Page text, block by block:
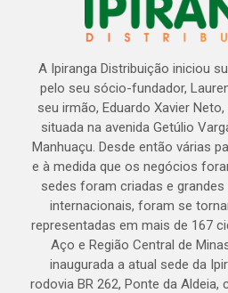
A Ipiranga Distribuição iniciou
pelo seu sócio-fundador,
seu irmão, Eduardo Xavier
situada na avenida Getúlio
Manhuaçu. Desde então várias
e à medida que os negócios
sedes foram criadas e
internacionais, foram se
representadas em mais de 167
Aço e Região Central de
inaugurada a atual sede da
rodovia BR 262, Ponte da Aldeia,